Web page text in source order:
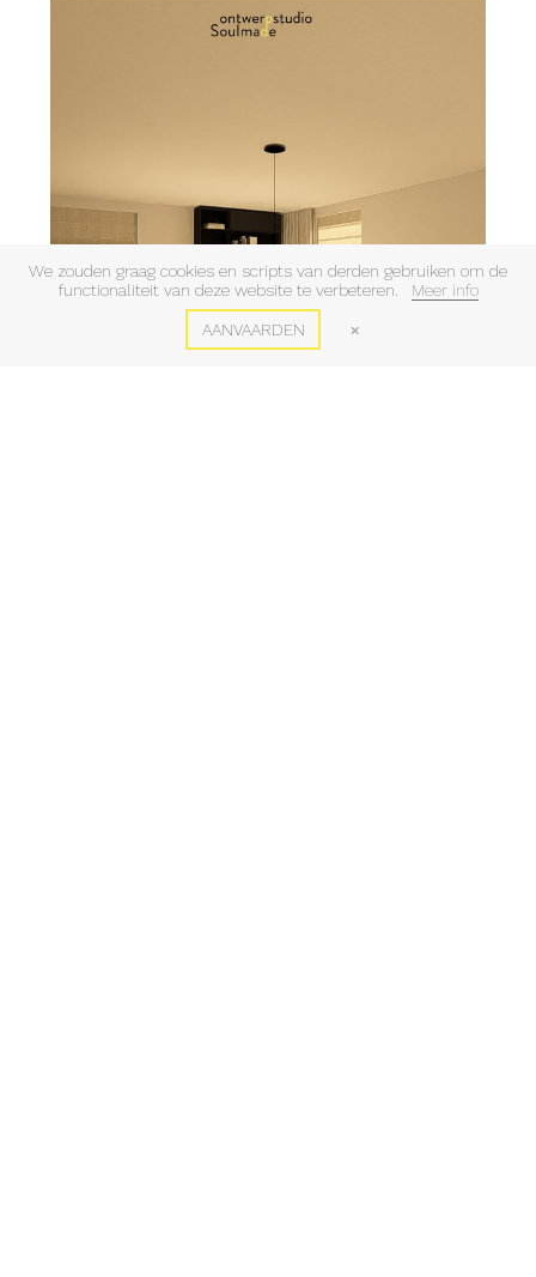
We zouden graag cookies en scripts van derden gebruiken om de
functionaliteit van deze website te verbeteren.
Meer info
AANVAARDEN